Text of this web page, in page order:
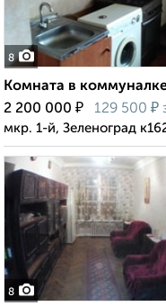
8
Комната в
2 200 000 ₽ 129 500 ₽
мкр. 1-й, Зеленоград
8